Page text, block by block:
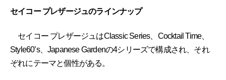
セイコー プレザージュのラインナップ
セイコー プレザージュはClassic Series、Cocktail Time、
Style60’s、Japanese Gardenの4シリーズで構成され、それ
ぞれにテーマと個性がある。